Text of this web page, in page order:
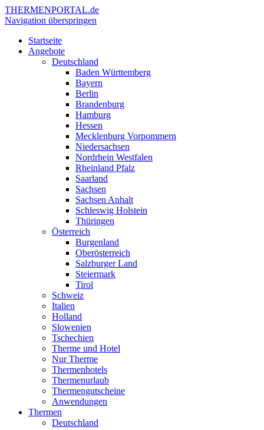
THERMENPORTAL.de
Navigation überspringen
Startseite
Angebote
Deutschland
Baden Württemberg
Bayern
Berlin
Brandenburg
Hamburg
Hessen
Mecklenburg Vorpommern
Niedersachsen
Nordrhein Westfalen
Rheinland Pfalz
Saarland
Sachsen
Sachsen Anhalt
Schleswig Holstein
Thüringen
Österreich
Burgenland
Oberösterreich
Salzburger Land
Steiermark
Tirol
Schweiz
Italien
Holland
Slowenien
Tschechien
Therme und Hotel
Nur Therme
Thermenhotels
Thermenurlaub
Thermengutscheine
Anwendungen
Thermen
Deutschland